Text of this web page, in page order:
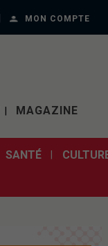
MON COMPTE
MAGAZINE
SANTÉ